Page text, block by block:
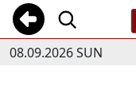
08.09.2026 SUN